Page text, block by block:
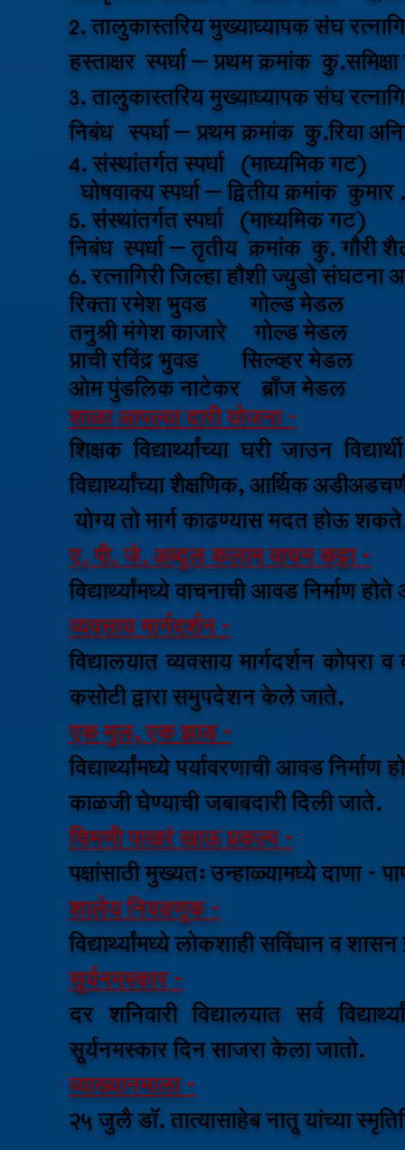
२. तालुकास्तरिय मुख्याध्यापक संघ
हस्ताक्षर स्पर्धा – प्रथम क्रमांक
३. तालुकास्तरिय मुख्याध्यापक संघ
निबंध स्पर्धा – प्रथम क्रमांक कु.रिया
४. संस्थांतर्गत स्पर्धा (माध्यमिक गट)
घोषवाक्य स्पर्धा – द्वितीय क्रमांक
५. संस्थांतर्गत स्पर्धा (माध्यमिक गट)
निबंध स्पर्धा – तृतीय क्रमांक कु. गौरी
६. रत्नागिरी जिल्हा हौशी ज्युडो
रिक्ता रमेश भुवड गोल्ड मेडल
तनुश्री मंगेश काजारे गोल्ड मेडल
प्राची रविंद्र भुवड सिल्व्हर मेडल
ओम पुंडलिक नाटेकर ब्राँज मेडल
शाळा आपल्यादारी योजना -
शिक्षक विद्यार्थ्यांच्या घरी जाउन
विद्यार्थ्यांच्या शैक्षणिक, आर्थिक
योग्य तो मार्ग काढण्यास मदत होऊ
ए. पी. जे. अब्दुल कलाम वाचन कट्टा -
विद्यार्थ्यांमध्ये वाचनाची आवड निर्माण
व्यवसाय मार्गदर्शन -
विद्यालयात व्यवसाय मार्गदर्शन कोपरा व
कसोटी द्वारा समुपदेशन केले जाते.
एक मुल, एक झाड -
विद्यार्थ्यांमध्ये पर्यावरणाची आवड
काळजी घेण्याची जबाबदारी दिली जाते.
चिमणी पाखरं खाऊ प्रकल्प -
पक्षांसाठी मुख्यत: उन्हाळ्यामध्ये दाणा -
शालेय निवडणूक -
विद्यार्थ्यांमध्ये लोकशाही सविंधान व
सूर्यनमस्कार -
दर शनिवारी विद्यालयात सर्व
सूर्यनमस्कार दिन साजरा केला जातो.
व्याख्यानमाला -
25 जुलै डॉ. तात्यासाहेब नातू यांच्या